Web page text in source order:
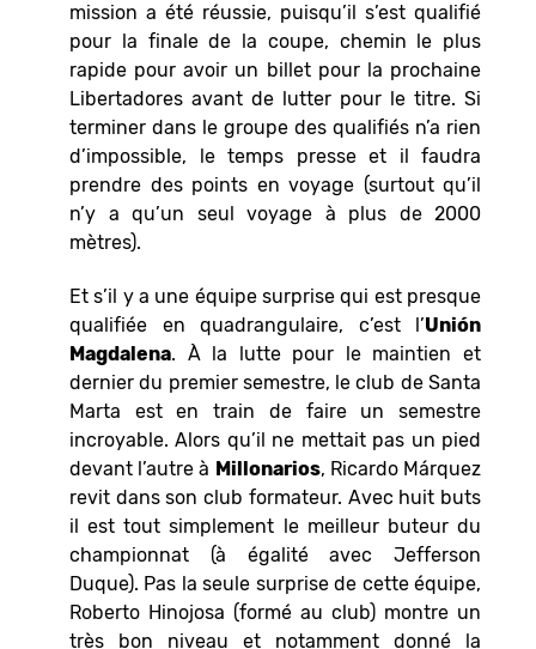
mission a été réussie, puisqu’il s’est qualifié
pour la finale de la coupe, chemin le plus
rapide pour avoir un billet pour la prochaine
Libertadores avant de lutter pour le titre. Si
terminer dans le groupe des qualifiés n’a rien
d’impossible, le temps presse et il faudra
prendre des points en voyage (surtout qu’il
n’y a qu’un seul voyage à plus de 2000
mètres).
Et s’il y a une équipe surprise qui est presque
qualifiée en quadrangulaire, c’est l’Unión
Magdalena. À la lutte pour le maintien et
dernier du premier semestre, le club de Santa
Marta est en train de faire un semestre
incroyable. Alors qu’il ne mettait pas un pied
devant l’autre à Millonarios, Ricardo Márquez
revit dans son club formateur. Avec huit buts
il est tout simplement le meilleur buteur du
championnat (à égalité avec Jefferson
Duque). Pas la seule surprise de cette équipe,
Roberto Hinojosa (formé au club) montre un
très bon niveau et notamment donné la